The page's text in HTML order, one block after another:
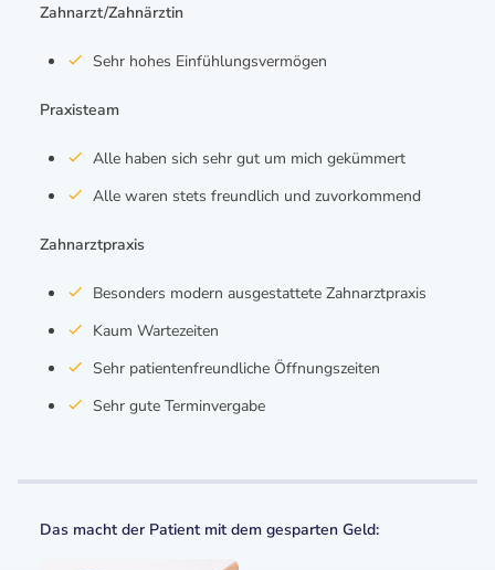
Zahnarzt/Zahnärztin
Sehr hohes Einfühlungsvermögen
Praxisteam
Alle haben sich sehr gut um mich gekümmert
Alle waren stets freundlich und zuvorkommend
Zahnarztpraxis
Besonders modern ausgestattete Zahnarztpraxis
Kaum Wartezeiten
Sehr patientenfreundliche Öffnungszeiten
Sehr gute Terminvergabe
Das macht der Patient mit dem gesparten Geld: